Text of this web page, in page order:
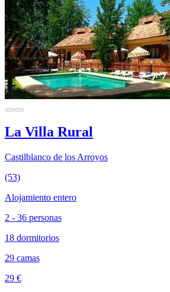
La Villa Rural
Castilblanco de los Arroyos
(53)
Alojamiento entero
2 - 36 personas
18 dormitorios
29 camas
29 €